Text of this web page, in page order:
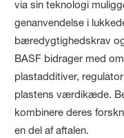
via sin teknologi
genanvendelse i
bæredygtighedskrav
BASF bidrager med
plastadditiver,
plastens værdikæde.
kombinere deres
en del af aftalen.